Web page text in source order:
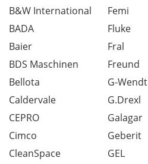
B&W International
BADA
Baier
BDS Maschinen
Bellota
Caldervale
CEPRO
Cimco
CleanSpace
Femi
Fluke
Fral
Freund
G-Wendt
G.Drexl
Galagar
Geberit
GEL